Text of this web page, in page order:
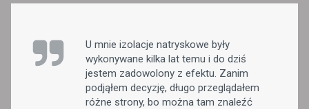
U mnie izolacje natryskowe były
wykonywane kilka lat temu i do dziś
jestem zadowolony z efektu. Zanim
podjąłem decyzję, długo przeglądałem
różne strony, bo można tam znaleźć